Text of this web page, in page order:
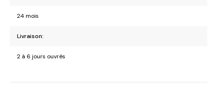
24 mois
Livraison:
2 à 6 jours ouvrés